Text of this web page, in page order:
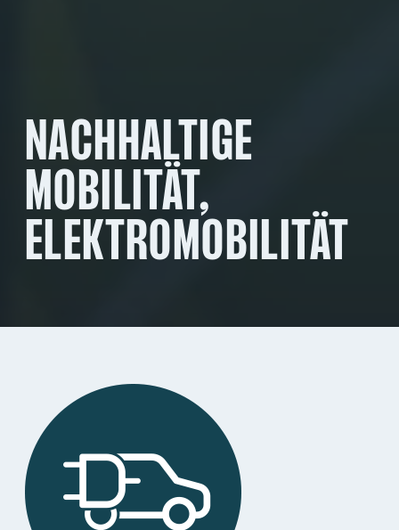
NACHHALTIGE
MOBILITÄT,
ELEKTROMOBILITÄT